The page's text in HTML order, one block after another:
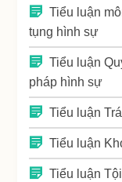
Tiểu luận
tụng hình sự
Tiểu luận
pháp hình sự
Tiểu luận
Tiểu luận
Tiểu luận